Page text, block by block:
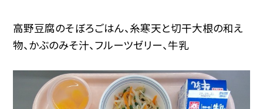
高野豆腐のそぼろごはん、糸寒天と切干大根の和え
物、かぶのみそ汁、フルーツゼリー、牛乳